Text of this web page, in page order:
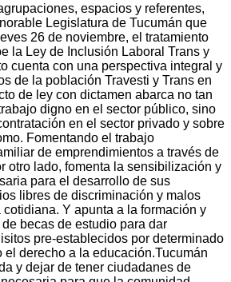
espacios y referentes,
Legislatura de Tucumán que
26 de noviembre, el tratamiento
la Ley de Inclusión Laboral Trans y
cuenta con una perspectiva integral y
de la población Travesti y Trans en
de ley con dictamen abarca no tan
digno en el sector público, sino
en el sector privado y sobre
Fomentando el trabajo
de emprendimientos a través de
otro lado, fomenta la sensibilización y
para el desarrollo de sus
libres de discriminación y malos
Y apunta a la formación y
becas de estudio para dar
pre-establecidos por determinado
el derecho a la educación.Tucumán
y dejar de tener ciudadanes de